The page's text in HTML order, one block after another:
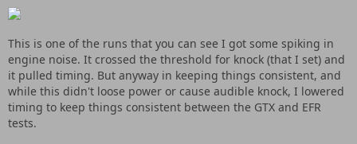
This is one of the runs that you can see I got some spiking in
engine noise. It crossed the threshold for knock (that I set) and
it pulled timing. But anyway in keeping things consistent, and
while this didn't loose power or cause audible knock, I lowered
timing to keep things consistent between the GTX and EFR
tests.